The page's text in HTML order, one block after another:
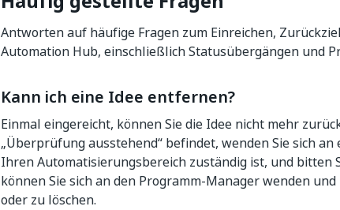
Antworten auf häufige Fragen zum Einreichen,
Automation Hub, einschließlich Statusübergängen und
Kann ich eine Idee entfernen?
Einmal eingereicht, können Sie die Idee nicht mehr
„Überprüfung ausstehend“ befindet, wenden Sie sich
Ihren Automatisierungsbereich zuständig ist, und bitten
können Sie sich an den Programm-Manager wenden
oder zu löschen.